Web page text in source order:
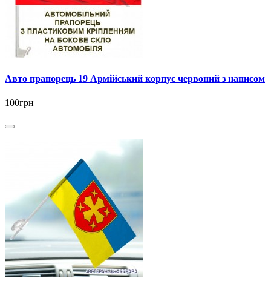
Авто прапорець 19 Армійський корпус червоний з написом
100грн